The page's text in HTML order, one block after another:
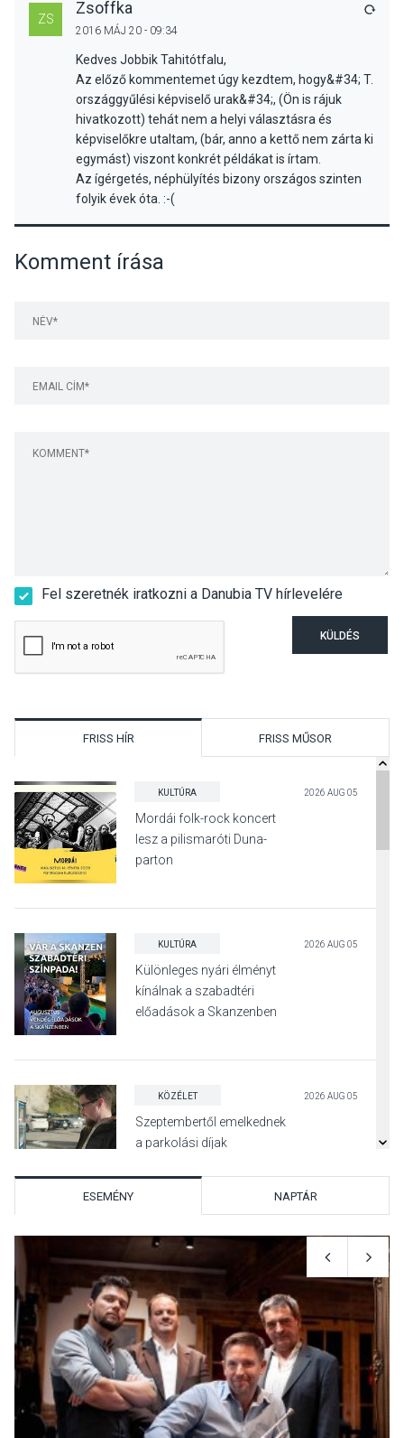
ZS
Zsoffka
2016 MÁJ 20 - 09:34
Kedves Jobbik Tahitótfalu,
Az előző kommentemet úgy kezdtem, hogy&#34; T.
országgyűlési képviselő urak&#34;, (Ön is rájuk
hivatkozott) tehát nem a helyi választásra és
képviselőkre utaltam, (bár, anno a kettő nem zárta ki
egymást) viszont konkrét példákat is írtam.
Az ígérgetés, néphülyítés bizony országos szinten
folyik évek óta. :-(
Komment írása
Fel szeretnék iratkozni a Danubia TV hírlevelére
KÜLDÉS
FRISS HÍR FRISS MŰSOR
KULTÚRA 2026 AUG 05
Mordái folk-rock koncert
lesz a pilismaróti Duna-
parton
KULTÚRA 2026 AUG 05
Különleges nyári élményt
kínálnak a szabadtéri
előadások a Skanzenben
KÖZÉLET 2026 AUG 05
Szeptembertől emelkednek
a parkolási díjak
KÖZÉLET 2026 AUG 05
Nőtt a fontosabb nyári
gyümölcsök
termésmennyisége
KULTÚRA
Bogdányban programokkal
ESEMÉNY NAPTÁR